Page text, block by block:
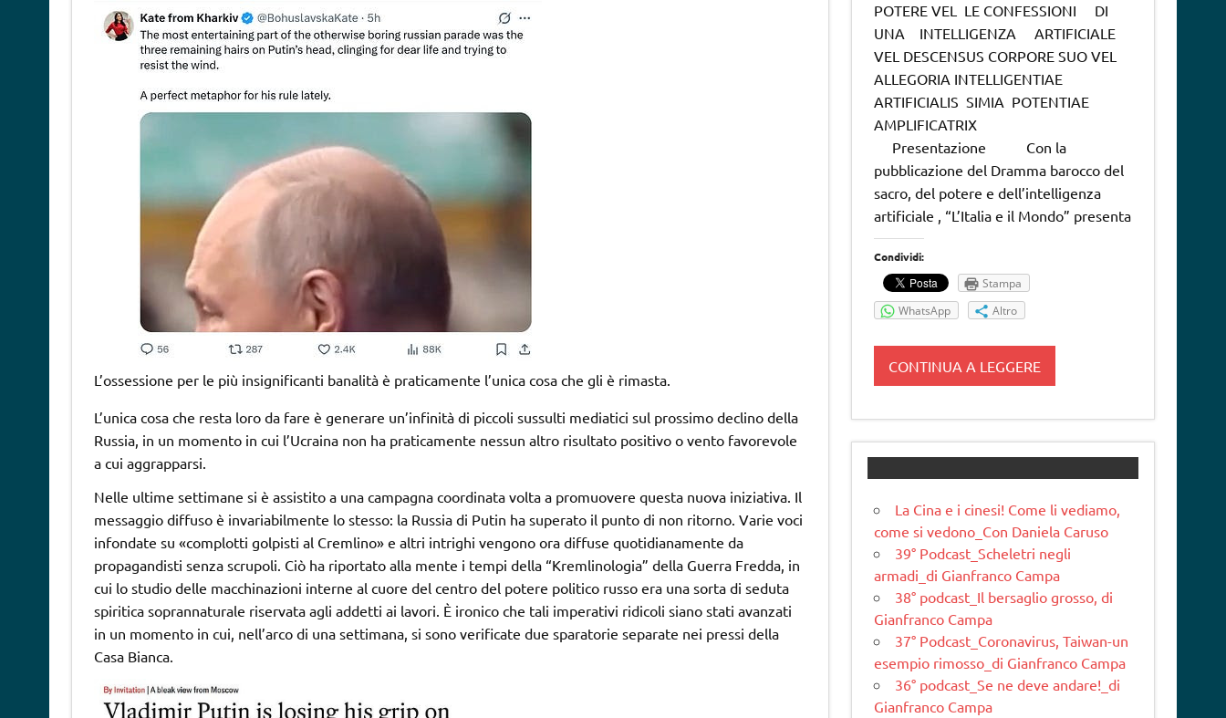
L’ossessione per le più insignificanti banalità è praticamente l’unica cosa che gli è rimasta.
L’unica cosa che resta loro da fare è generare un’infinità di piccoli sussulti mediatici sul prossimo declino della
Russia, in un momento in cui l’Ucraina non ha praticamente nessun altro risultato positivo o vento favorevole
a cui aggrapparsi.
Nelle ultime settimane si è assistito a una campagna coordinata volta a promuovere questa nuova iniziativa. Il
messaggio diffuso è invariabilmente lo stesso: la Russia di Putin ha superato il punto di non ritorno. Varie voci
infondate su «complotti golpisti al Cremlino» e altri intrighi vengono ora diffuse quotidianamente da
propagandisti senza scrupoli. Ciò ha riportato alla mente i tempi della “Kremlinologia” della Guerra Fredda, in
cui lo studio delle macchinazioni interne al cuore del centro del potere politico russo era una sorta di seduta
spiritica soprannaturale riservata agli addetti ai lavori. È ironico che tali imperativi ridicoli siano stati avanzati
in un momento in cui, nell’arco di una settimana, si sono verificate due sparatorie separate nei pressi della
Casa Bianca.
POTERE VEL LE CONFESSIONI DI
UNA INTELLIGENZA ARTIFICIALE
VEL DESCENSUS CORPORE SUO VEL
ALLEGORIA INTELLIGENTIAE
ARTIFICIALIS SIMIA POTENTIAE
AMPLIFICATRIX
Presentazione Con la
pubblicazione del Dramma barocco del
sacro, del potere e dell’intelligenza
artificiale , “L’Italia e il Mondo” presenta
Condividi:
Stampa
WhatsApp
Altro
CONTINUA A LEGGERE
La Cina e i cinesi! Come li vediamo,
come si vedono_Con Daniela Caruso
39° Podcast_Scheletri negli
armadi_di Gianfranco Campa
38° podcast_Il bersaglio grosso, di
Gianfranco Campa
37° Podcast_Coronavirus, Taiwan-un
esempio rimosso_di Gianfranco Campa
36° podcast_Se ne deve andare!_di
Gianfranco Campa